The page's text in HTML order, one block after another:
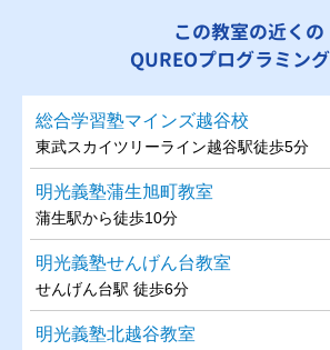
この教室の近くの
QUREOプログラミン
総合学習塾マインズ越谷校
東武スカイツリーライン越谷駅徒歩5分
明光義塾蒲生旭町教室
蒲生駅から徒歩10分
明光義塾せんげん台教室
せんげん台駅 徒歩6分
明光義塾北越谷教室